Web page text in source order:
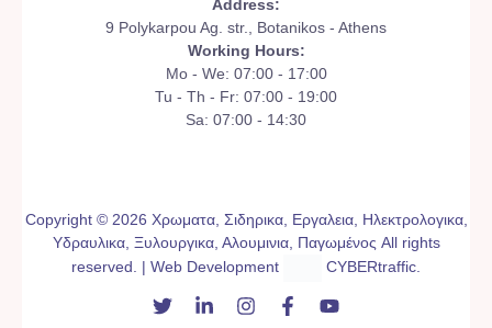
Address:
9 Polykarpou Ag. str., Botanikos - Athens
Working Hours:
Mo - We: 07:00 - 17:00
Tu - Th - Fr: 07:00 - 19:00
Sa: 07:00 - 14:30
Copyright © 2026 Χρωματα, Σιδηρικα, Εργαλεια, Ηλεκτρολογικα,
Υδραυλικα, Ξυλουργικα, Αλουμινια, Παγωμένος All rights
reserved. | Web Development
CYBERtraffic